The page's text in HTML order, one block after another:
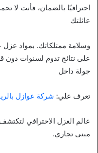
احترافيًا بالضمان، فأنت
عائلتك
وسلامة ممتلكاتك. بمواد
على نتائج تدوم لسنوات دون
جولة داخل
تعرف علي: شركة عوازل
عالم العزل الاحترافي
مبنى تجاري.